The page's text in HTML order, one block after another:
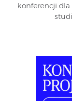
konferencji dla